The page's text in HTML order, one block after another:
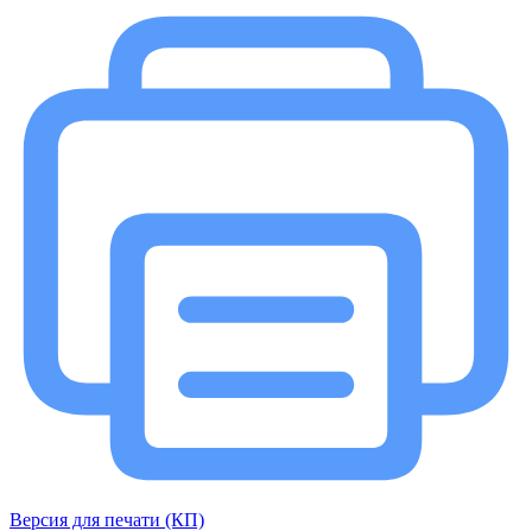
Версия для печати (КП)